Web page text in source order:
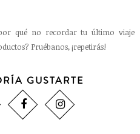
qué no recordar tu último viaje
Pruébanos, ¡repetirás!
GUSTARTE